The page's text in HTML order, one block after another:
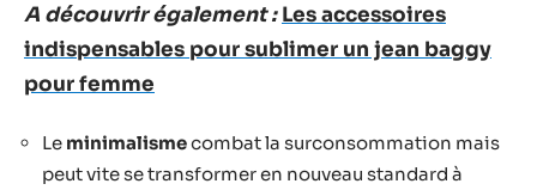
A découvrir également : Les accessoires
indispensables pour sublimer un jean baggy
pour femme
Le minimalismecombat la surconsommation mais
peut vite se transformer en nouveau standard à